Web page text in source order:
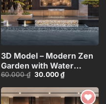
3D Model – Modern Zen
Garden with Water
Fountain Vray
60.000₫ Giá
là:
60.000 ₫.
30.000₫Giá
hiện
tại
là:
30.000 ₫.